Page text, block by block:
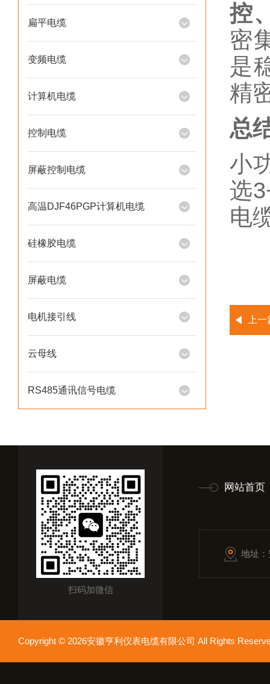
扁平电缆
变频电缆
计算机电缆
控制电缆
屏蔽控制电缆
高温DJF46PGP计算机电缆
硅橡胶电缆
屏蔽电缆
电机接引线
云母线
RS485通讯信号电缆
控
密
是
精
总
小
选
电
上
扫码加微信
网站首页
地址
Copyright © 2026安徽亨利仪表电缆有限公司 All Rights